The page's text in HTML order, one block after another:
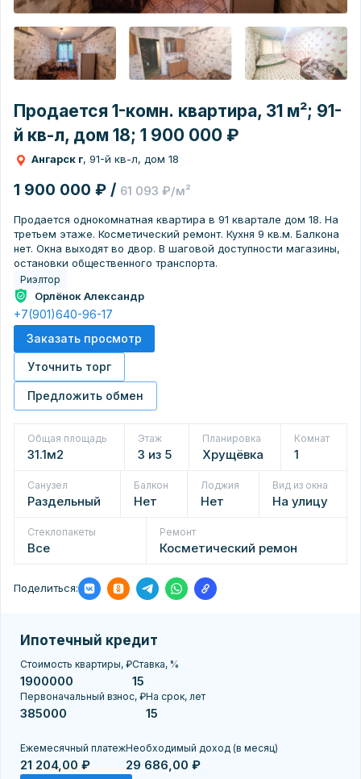
Продается 1-комн. квартира, 31 м²; 91-
й кв-л, дом 18; 1 900 000 ₽
Ангарск г, 91-й кв-л, дом 18
1 900 000 ₽ / 61 093 ₽/м²
Продается однокомнатная квартира в 91 квартале дом 18. На
третьем этаже. Косметический ремонт. Кухня 9 кв.м. Балкона
нет. Окна выходят во двор. В шаговой доступности магазины,
остановки общественного транспорта.
Риэлтор
Орлёнок Александр
+7(901)640-96-17
Заказать просмотр
Уточнить торг
Предложить обмен
Общая площадь
31.1м2
Этаж
3 из 5
Планировка
Хрущёвка
Комнат
1
Санузел
Раздельный
Балкон
Нет
Лоджия
Нет
Вид из окна
На улицу
Стеклопакеты
Все
Ремонт
Косметический ремон
Поделиться:
Ипотечный кредит
Стоимость квартиры, ₽Ставка, %
Первоначальный взнос, ₽На срок, лет
Ежемесячный платеж
21 204,00 ₽
Необходимый доход (в месяц)
29 686,00 ₽